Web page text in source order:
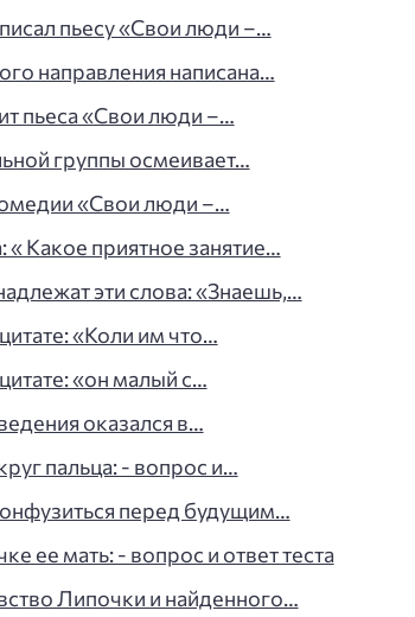
пьесу «Свои люди –…
направления написана…
пьеса «Свои люди –…
группы осмеивает…
«Свои люди –…
Какое приятное занятие…
эти слова: «Знаешь,…
«Коли им что…
«он малый с…
оказался в…
пальца: - вопрос и…
перед будущим…
ее мать: - вопрос и ответ теста
Липочки и найденного…